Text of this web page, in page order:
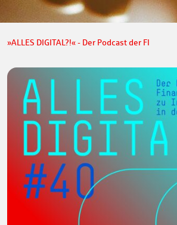
»ALLES DIGITAL?!« - Der Podcast der FI